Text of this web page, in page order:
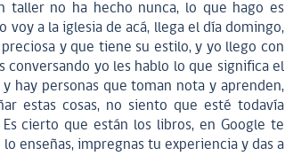
taller no ha hecho nunca, lo que hago es
voy a la iglesia de acá, llega el día domingo,
y que tiene su estilo, y yo llego con
yo les hablo lo que significa el
hay personas que toman nota y aprenden,
estas cosas, no siento que esté todavía
cierto que están los libros, en Google te
enseñas, impregnas tu experiencia y das a